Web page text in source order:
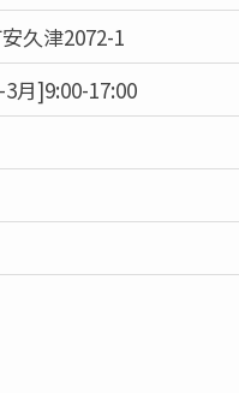
久津2072-1
月]9:00-17:00